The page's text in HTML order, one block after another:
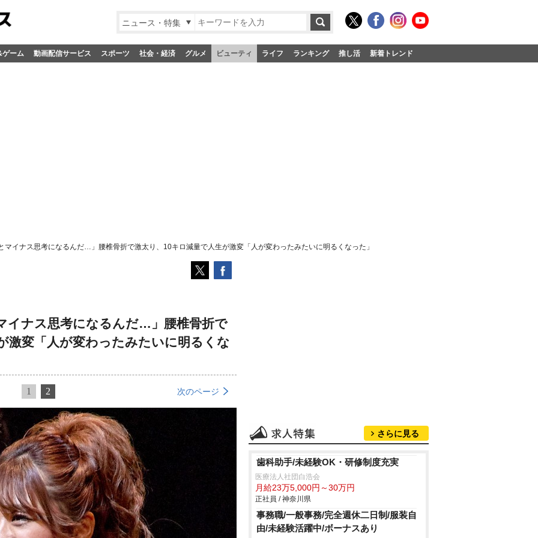
ニュース・特集
ゲーム 動画配信サービス スポーツ 社会・経済 グルメ ビューティ ライフ ランキング 推し活 新着トレンド
マイナス思考になるんだ…」腰椎骨折で激太り、10キロ減量で人生が激変「人が変わったみたいに明るくなった」
イナス思考になるんだ…」腰椎骨折で
激変「人が変わったみたいに明るくな
1 2 次のページ
さらに見る
歯科助手/未経験OK・研修制度充実
医療法人社団白浩会
月給23万5,000円～30万円
正社員 / 神奈川県
事務職/一般事務/完全週休二日制/服装自
由/未経験活躍中/ボーナスあり